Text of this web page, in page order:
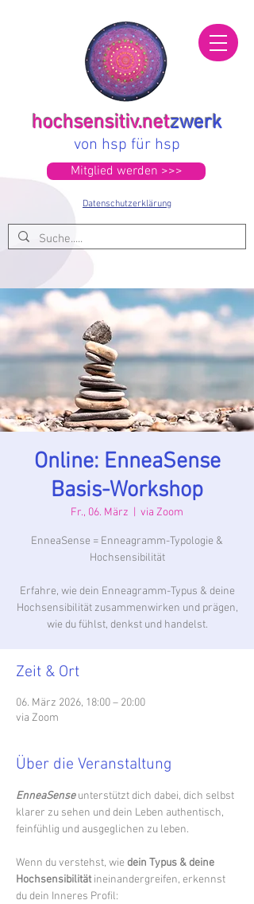
hochsensitiv.netzwerk
von hsp für hsp
Datenschutzerklärung
Mitglied werden >>>
Online: EnneaSense
Basis-Workshop
Fr., 06. März via Zoom
EnneaSense = Enneagramm-Typologie &
Hochsensibilität
​Erfahre, wie dein Enneagramm-Typus & deine
Hochsensibilität zusammenwirken und prägen,
wie du fühlst, denkst und handelst.
Zeit & Ort
06. März 2026, 18:00 – 20:00
via Zoom
Über die Veranstaltung
EnneaSense unterstützt dich dabei, dich selbst
klarer zu sehen und dein Leben authentisch,
feinfühlig und ausgeglichen zu leben.
Wenn du verstehst, wie dein Typus & deine
Hochsensibilität ineinandergreifen, erkennst
du dein Inneres Profil: